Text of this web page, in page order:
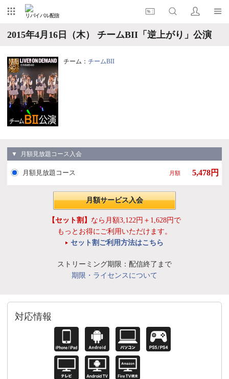
リバイバル配信
2015年4月16日（木） チームBII「逆上がり」公演
チーム： チームBII
▼ 月額見放題コース入会
月額見放題コース 月額 5,478円
月額サービス入会
【セット割】 なら月額3,122円＋1,628円で
もっとお得にご利用いただけます。
セット割ご利用方法はこちら
ストリーミング期限：配信終了まで
期限・ライセンスについて
対応情報